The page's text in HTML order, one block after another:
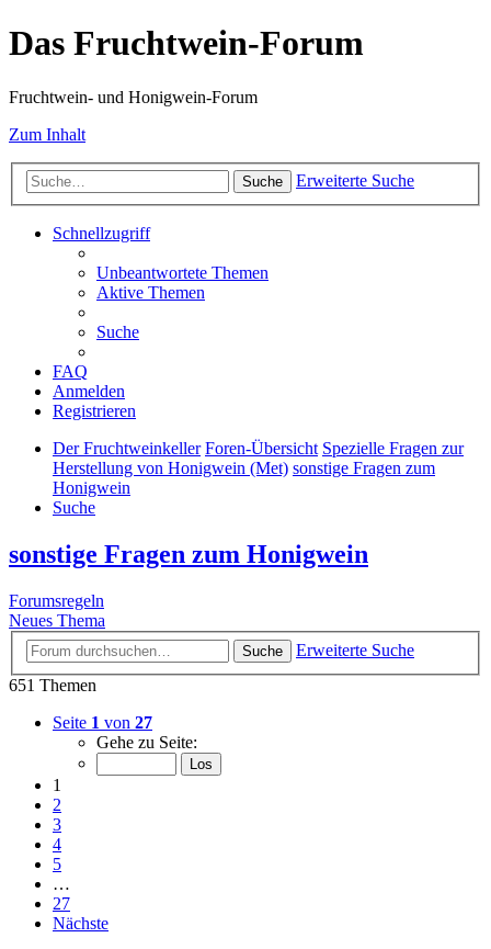
Das Fruchtwein-Forum
Fruchtwein- und Honigwein-Forum
Zum Inhalt
Suche Erweiterte Suche
Schnellzugriff
Unbeantwortete Themen
Aktive Themen
Suche
FAQ
Anmelden
Registrieren
Der Fruchtweinkeller Foren-Übersicht Spezielle Fragen zur
Herstellung von Honigwein (Met) sonstige Fragen zum
Honigwein
Suche
sonstige Fragen zum Honigwein
Forumsregeln
Neues Thema
Suche
Erweiterte Suche
651 Themen
Seite 1 von 27
Gehe zu Seite:
1
2
3
4
5
…
27
Nächste